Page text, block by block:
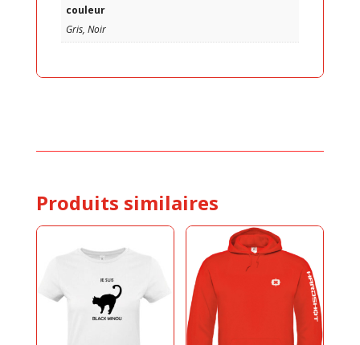
couleur
Gris, Noir
Produits similaires